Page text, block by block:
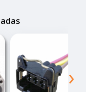
›